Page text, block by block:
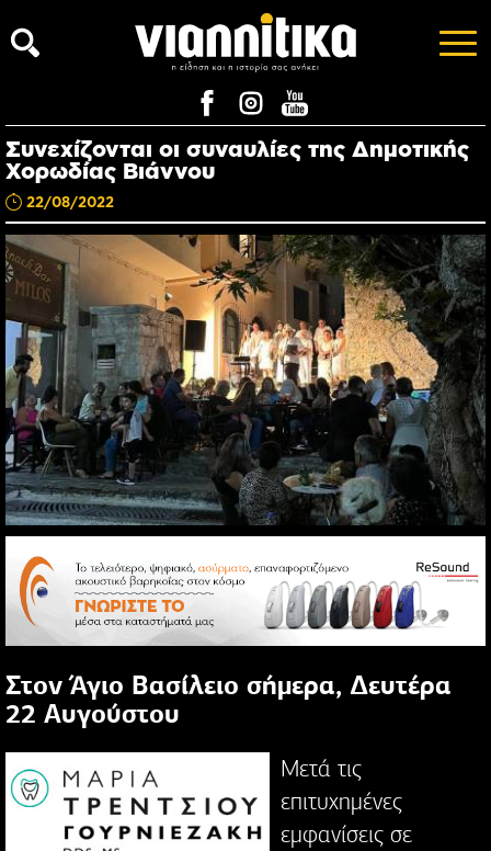
Συνεχίζονται οι συναυλίες της Δημοτικής
Χορωδίας Βιάννου
22/08/2022
Στον Άγιο Βασίλειο σήμερα, Δευτέρα
22 Αυγούστου
Μετά τις
επιτυχημένες
εμφανίσεις σε